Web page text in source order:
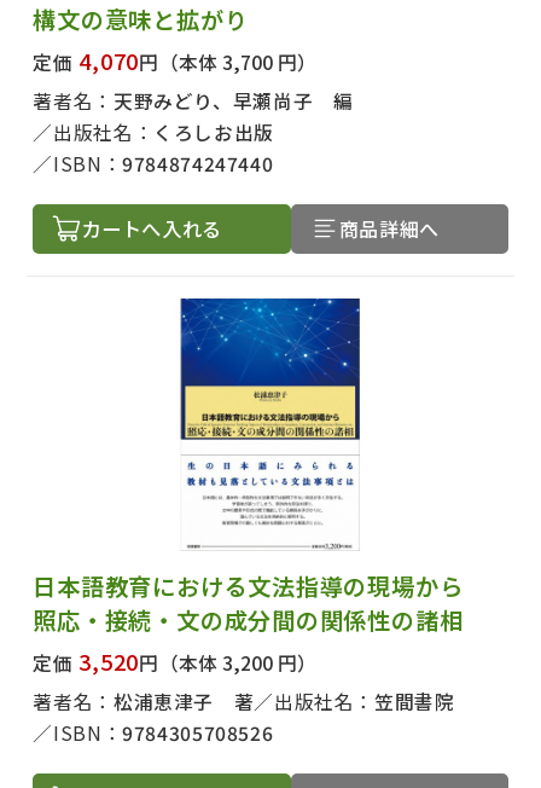
構文の意味と拡がり
定価 4,070円 （本体 3,700 円）
著者名： 天野みどり、早瀬尚子 編
出版社名： くろしお出版
ISBN：9784874247440
カートへ入れる 商品詳細へ
日本語教育における文法指導の現場から
照応・接続・文の成分間の関係性の諸相
定価 3,520円 （本体 3,200 円）
著者名： 松浦恵津子 著 出版社名：笠間書院
ISBN：9784305708526